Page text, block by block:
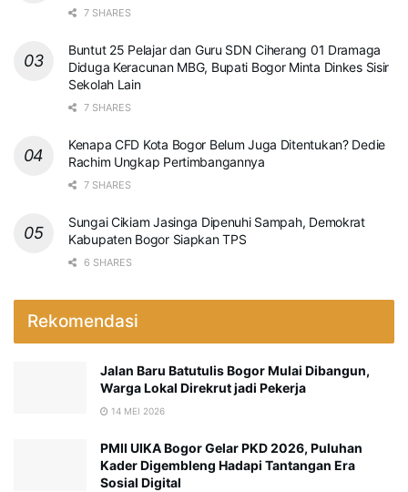
7 SHARES
Buntut 25 Pelajar dan Guru SDN Ciherang 01 Dramaga
Diduga Keracunan MBG, Bupati Bogor Minta Dinkes Sisir
Sekolah Lain
7 SHARES
Kenapa CFD Kota Bogor Belum Juga Ditentukan? Dedie
Rachim Ungkap Pertimbangannya
7 SHARES
Sungai Cikiam Jasinga Dipenuhi Sampah, Demokrat
Kabupaten Bogor Siapkan TPS
6 SHARES
Rekomendasi
Jalan Baru Batutulis Bogor Mulai Dibangun,
Warga Lokal Direkrut jadi Pekerja
14 MEI 2026
PMII UIKA Bogor Gelar PKD 2026, Puluhan
Kader Digembleng Hadapi Tantangan Era
Sosial Digital